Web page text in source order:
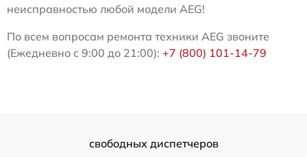
неисправностью любой модели AEG!
По всем вопросам ремонта техники AEG звоните
(Ежедневно с 9:00 до 21:00): +7 (800) 101-14-79
свободных диспетчеров